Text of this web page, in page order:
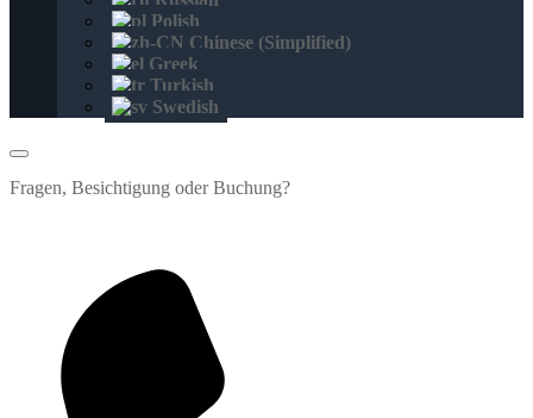
Polish
Chinese (Simplified)
Greek
Turkish
Swedish
Fragen, Besichtigung oder Buchung?